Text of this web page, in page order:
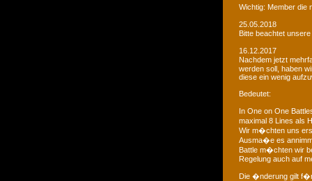
Wichtig: Member
25.05.2018
Bitte beachtet
16.12.2017
Nachdem jetzt
werden soll, haben
diese ein wenig
Bedeutet:
In One on One
maximal 8 Lines als
Wir m�chten uns
Ausma�e es
Battle m�chten wir
Regelung auch auf
Die �nderung gilt f�r